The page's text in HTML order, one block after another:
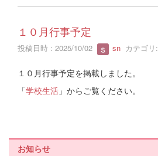
１０月行事予定
投稿日時 : 2025/10/02 sn カテゴリ:
１０月行事予定を掲載しました。
「学校生活 」からご覧ください。
お知らせ